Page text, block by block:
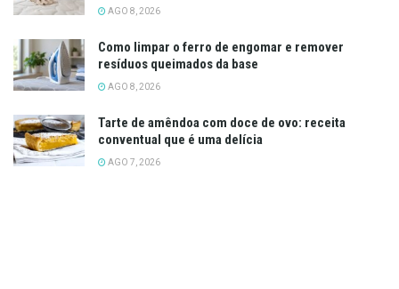
AGO 8, 2026
Como limpar o ferro de engomar e remover
resíduos queimados da base
AGO 8, 2026
Tarte de amêndoa com doce de ovo: receita
conventual que é uma delícia
AGO 7, 2026